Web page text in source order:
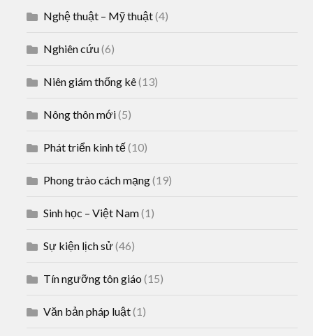
Nghệ thuật – Mỹ thuật(4)
Nghiên cứu(6)
Niên giám thống kê(13)
Nông thôn mới(5)
Phát triển kinh tế(10)
Phong trào cách mạng(19)
Sinh học – Việt Nam(1)
Sự kiện lịch sử(46)
Tín ngưỡng tôn giáo (15)
Văn bản pháp luật(1)